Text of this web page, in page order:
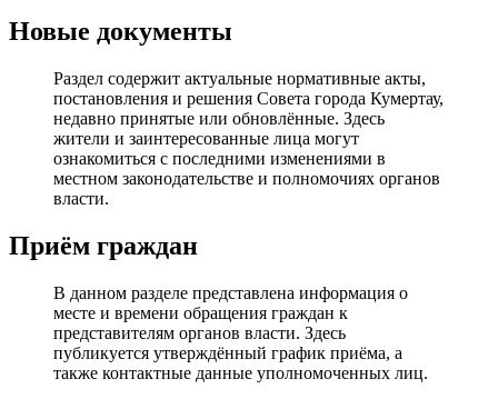
Новые документы
Раздел содержит актуальные нормативные акты,
постановления и решения Совета города Кумертау,
недавно принятые или обновлённые. Здесь
жители и заинтересованные лица могут
ознакомиться с последними изменениями в
местном законодательстве и полномочиях органов
власти.
Приём граждан
В данном разделе представлена информация о
месте и времени обращения граждан к
представителям органов власти. Здесь
публикуется утверждённый график приёма, а
также контактные данные уполномоченных лиц.